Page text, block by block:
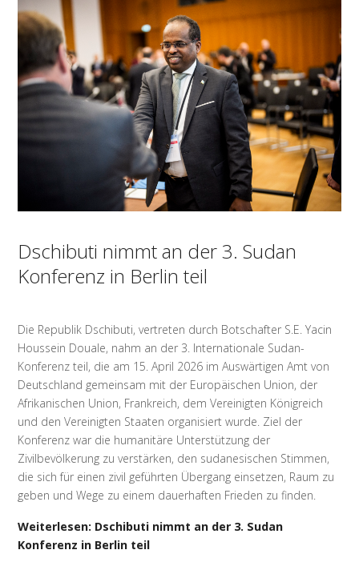
Dschibuti nimmt an der 3. Sudan
Konferenz in Berlin teil
Die Republik Dschibuti, vertreten durch Botschafter S.E. Yacin
Houssein Douale, nahm an der 3. Internationale Sudan-
Konferenz teil, die am 15. April 2026 im Auswärtigen Amt von
Deutschland gemeinsam mit der Europäischen Union, der
Afrikanischen Union, Frankreich, dem Vereinigten Königreich
und den Vereinigten Staaten organisiert wurde. Ziel der
Konferenz war die humanitäre Unterstützung der
Zivilbevölkerung zu verstärken, den sudanesischen Stimmen,
die sich für einen zivil geführten Übergang einsetzen, Raum zu
geben und Wege zu einem dauerhaften Frieden zu finden.
Weiterlesen: Dschibuti nimmt an der 3. Sudan
Konferenz in Berlin teil